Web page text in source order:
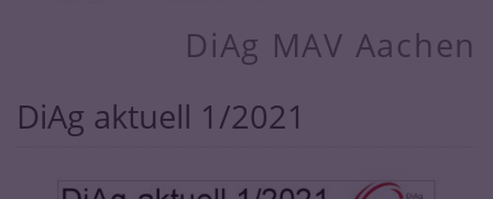
DiAg MAV Aachen
DiAg aktuell 1/2021